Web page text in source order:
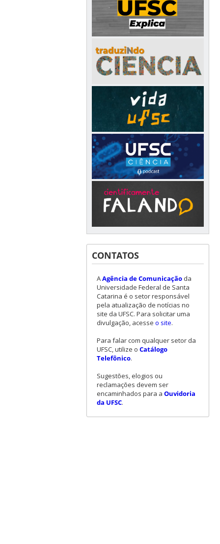
CONTATOS
AAgência de Comunicaçãoda
Universidade Federal de Santa
Catarina é o setor responsável
pela atualização de notícias no
site da UFSC. Para solicitar uma
divulgação, acesse o site.
Para falar com qualquer setor da
UFSC, utilize o Catálogo
Telefônico.
Sugestões, elogios ou
reclamações devem ser
encaminhados para a Ouvidoria
da UFSC.